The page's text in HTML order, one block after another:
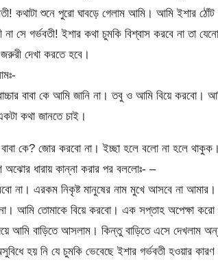
কথাটা শুনে পুরো ঘাবড়ে গেলাম আমি। আমি ইশার ঠোঁট
সে গর্ভবতী! ইশার কথা চুমকি বিশ্বাস করবে না তা
দেখা করতে হবে।
বাবা কে আমি জানি না। তবু ও আমি বিয়ে
কথা জানতে চাই।
বাবা কে? জোর করবো না। ইচ্ছা হলে বলো না হলে
অঝোর ধারায় কান্না করার পর বললোঃ- –
না। এরকম নিকৃষ্ট মানুষের নাম মুখে আসবে না আমার।
আমি তোমাকে বিয়ে করবো। এক সপ্তাহ অপেক্ষা করো
আমি বাড়িতে আসলাম। কিন্তু বাড়িতে এসে দেখলাম
হয় নি যে চুমকি ভেবেছে ইশার গর্ভবতী হওয়ার